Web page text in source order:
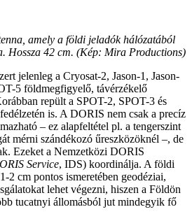
amely a földi jeladók hálózatából
Hossza 42 cm. (Kép: Mira Productions)
jelenleg a Cryosat-2, Jason-1, Jason-
5 földmegfigyelő, távérzékelő
repült a SPOT-2, SPOT-3 és
is. A DORIS nem csak a precíz
– ez alapfeltétel pl. a tengerszint
mérni szándékozó űreszközöknél –, de
Ezeket a Nemzetközi DORIS
Service, IDS) koordinálja. A földi
2 cm pontos ismeretében geodéziai,
lehet végezni, hiszen a Földön
tucatnyi állomásból jut mindegyik fő